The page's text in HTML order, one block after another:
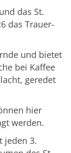
das St.
das Trauer-
und bietet
bei Kaffee
geredet
hier
werden.
jeden 3.